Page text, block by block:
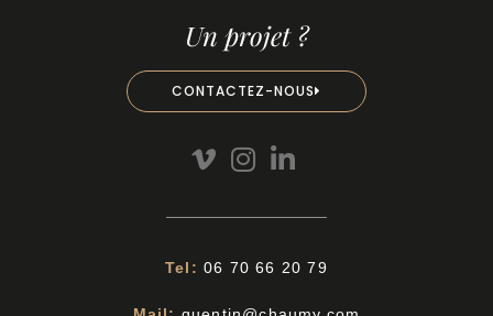
Un projet ?
CONTACTEZ-NOUS
Tel:06 70 66 20 79